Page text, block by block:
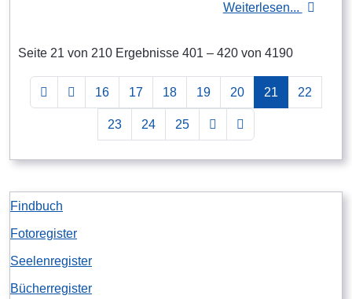
Weiterlesen...
Seite 21 von 210 Ergebnisse 401 – 420 von 4190
16 17 18 19 20 21 22
23 24 25
Findbuch
Fotoregister
Seelenregister
Bücherregister